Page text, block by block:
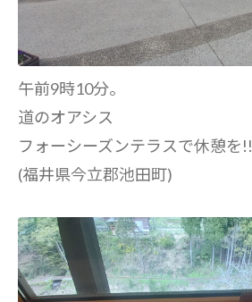
午前9時10分。
道のオアシス
フォーシーズンテラスで休憩を!!
(福井県今立郡池田町)